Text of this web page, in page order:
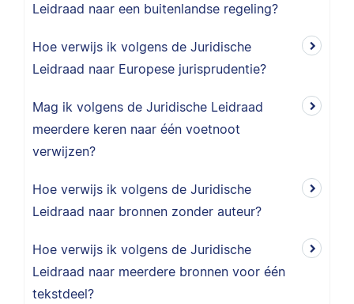
Leidraad naar een buitenlandse regeling?
Hoe verwijs ik volgens de Juridische
Leidraad naar Europese jurisprudentie?
Mag ik volgens de Juridische Leidraad
meerdere keren naar één voetnoot
verwijzen?
Hoe verwijs ik volgens de Juridische
Leidraad naar bronnen zonder auteur?
Hoe verwijs ik volgens de Juridische
Leidraad naar meerdere bronnen voor één
tekstdeel?